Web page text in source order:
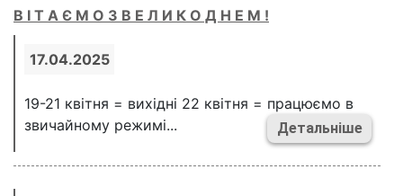
В І Т А Є М О З В Е Л И К О Д Н Е М !
17.04.2025
19-21 квітня = вихідні 22 квітня = працюємо в
звичайному режимі...
Детальніше